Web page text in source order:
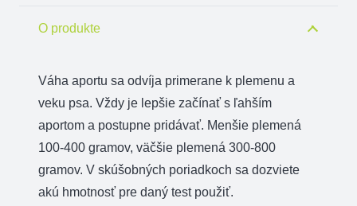
drevená
O produkte
Váha aportu sa odvíja primerane k plemenu a
veku psa. Vždy je lepšie začínať s ľahším
aportom a postupne pridávať. Menšie plemená
100-400 gramov, väčšie plemená 300-800
gramov. V skúšobných poriadkoch sa dozviete
akú hmotnosť pre daný test použiť.